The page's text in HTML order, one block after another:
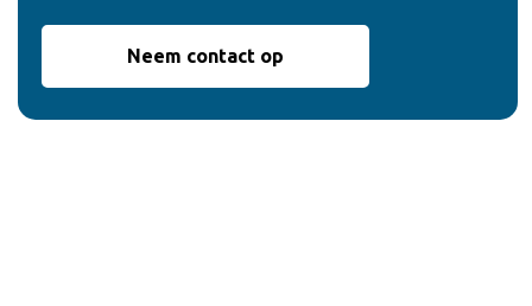
Neem contact op